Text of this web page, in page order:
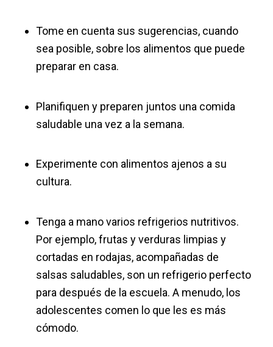
Tome en cuenta sus sugerencias, cuando
sea posible, sobre los alimentos que puede
preparar en casa.
Planifiquen y preparen juntos una comida
saludable una vez a la semana.
Experimente con alimentos ajenos a su
cultura.
Tenga a mano varios refrigerios nutritivos.
Por ejemplo, frutas y verduras limpias y
cortadas en rodajas, acompañadas de
salsas saludables, son un refrigerio perfecto
para después de la escuela. A menudo, los
adolescentes comen lo que les es más
cómodo.